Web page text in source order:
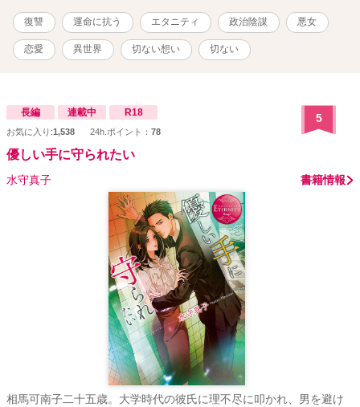
復讐 運命に抗う エタニティ 政治陰謀 悪女
恋愛 異世界 切ない想い 切ない
長編 連載中 R18
お気に入り:1,538 24h.ポイント： 78
5
優しい手に守られたい
水守真子 書籍情報
相馬可南子二十五歳。大学時代の彼氏に理不尽に叩かれ、男を避け